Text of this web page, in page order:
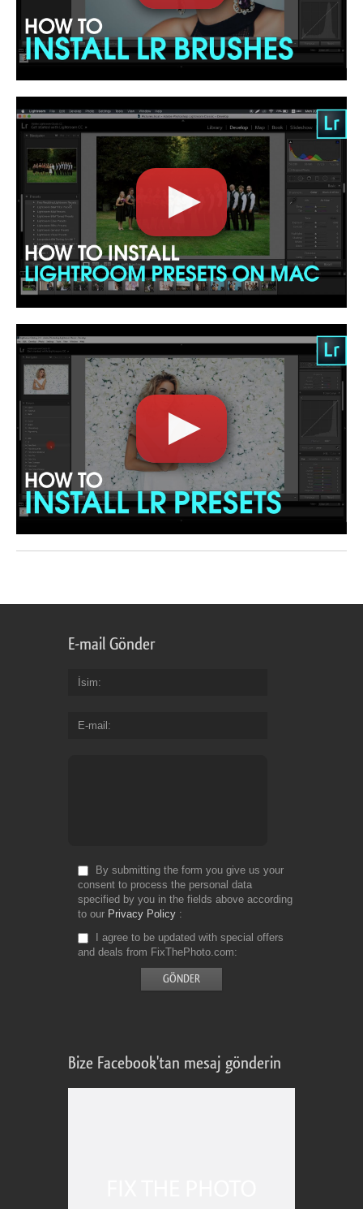
E-mail Gönder
İsim
E-mail
By submitting the form you give us your
consent to process the personal data
specified by you in the fields above according
to our Privacy Policy
I agree to be updated with special offers
and deals from FixThePhoto.com
Bize Facebook'tan mesaj gönderin